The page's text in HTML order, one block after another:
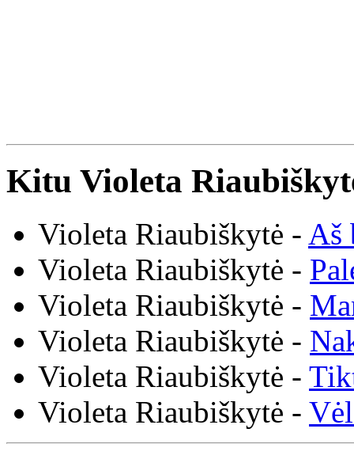
Kitu Violeta
Violeta Riaubiškytė - Aš
Violeta Riaubiškytė -
Violeta Riaubiškytė -
Violeta Riaubiškytė -
Violeta Riaubiškytė -
Violeta Riaubiškytė -